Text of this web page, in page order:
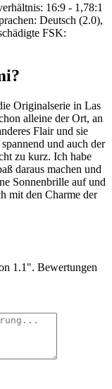
16:9 - 1,78:1
Deutsch (2.0),
FSK:
Originalserie in Las
alleine der Ort, an
Flair und sie
und auch der
zu kurz. Ich habe
daraus machen und
Sonnenbrille auf und
mit den Charme der
1.1". Bewertungen